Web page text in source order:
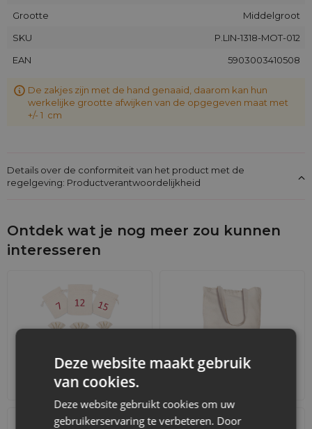
Grootte
Middelgroot
SKU
P.LIN-1318-MOT-012
EAN
5903003410508
De zakjes zijn met de hand genaaid, daarom kan hun
werkelijke grootte afwijken van de opgegeven maat met
+/- 1 cm
Details over de conformiteit van het product met de
regelgeving: Productverantwoordelijkheid
Ontdek wat je nog meer zou kunnen
interesseren
Adventskalenders
Deze website maakt gebruik
van cookies.
Deze website gebruikt cookies om uw
gebruikerservaring te verbeteren. Door